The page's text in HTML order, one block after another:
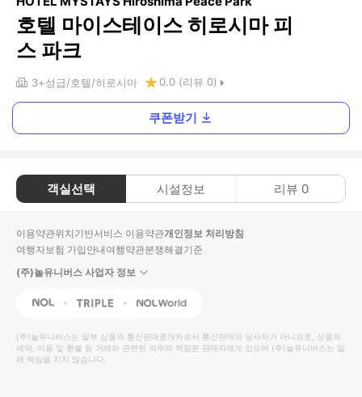
호텔 마이스테이스 히로시마 피
스 파크
3+성급 호텔 히로시마 0.0 (리뷰 0)
쿠폰받기
객실선택 시설정보 리뷰 0
이용약관위치기반서비스 이용약관개인정보 처리방침
여행자보험 가입안내여행약관분쟁해결기준
(주)놀유니버스 사업자 정보
NOL Triple Interpark Global
(주)놀유니버스는 일부 상품의 통신판매중개자로서 통신판매의 당사자가 아니므로, 상품의
예약, 이용 및 환불 등 거래와 관련된 의무와 책임은 판매자에게 있으며 (주)놀유니버스는 일
체 책임을 지지 않습니다.